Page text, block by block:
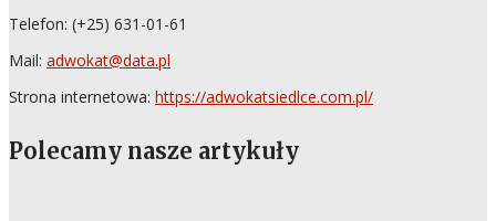
Telefon: (+25) 631-01-61
Mail: adwokat@data.pl
Strona internetowa: https://adwokatsiedlce.com.pl/
Polecamy nasze artykuły